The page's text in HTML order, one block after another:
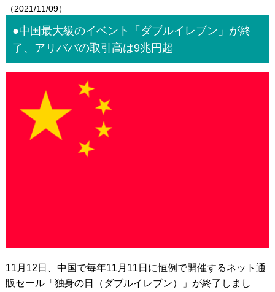
（2021/11/09）
●中国最大級のイベント「ダブルイレブン」が終
了、アリババの取引高は9兆円超
11月12日、中国で毎年11月11日に恒例で開催するネット通
販セール「独身の日（ダブルイレブン）」が終了しまし